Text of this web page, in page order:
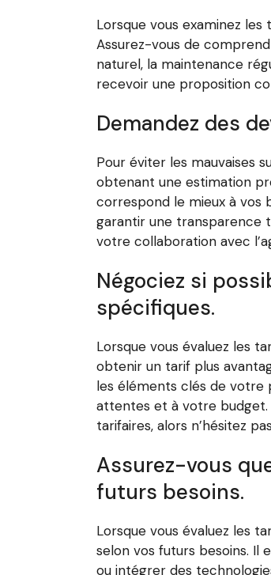
Lorsque vous examinez
Assurez-vous de
naturel, la maintenance
recevoir une proposition
Demandez des
Pour éviter les mauvaises
obtenant une estimation
correspond le mieux à vos
garantir une transparence
votre collaboration avec
Négociez si
spécifiques.
Lorsque vous évaluez les
obtenir un tarif plus
les éléments clés de votre
attentes et à votre budget.
tarifaires, alors n’hésitez
Assurez-vous
futurs besoins.
Lorsque vous évaluez les
selon vos futurs besoins. Il
ou intégrer des